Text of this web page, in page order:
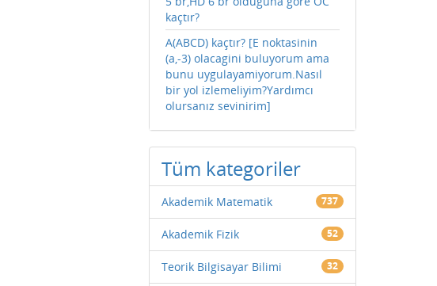
kaçtır?
A(ABCD) kaçtır? [E noktasinin
(a,-3) olacagini buluyorum ama
bunu uygulayamiyorum.Nasıl
bir yol izlemeliyim?Yardımcı
olursanız sevinirim]
Tüm kategoriler
Akademik Matematik 737
Akademik Fizik 52
Teorik Bilgisayar Bilimi 32